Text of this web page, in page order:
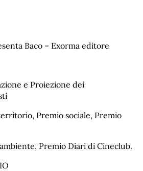
Baco – Exorma editore
e Proiezione dei
Premio sociale, Premio
Premio Diari di Cineclub.